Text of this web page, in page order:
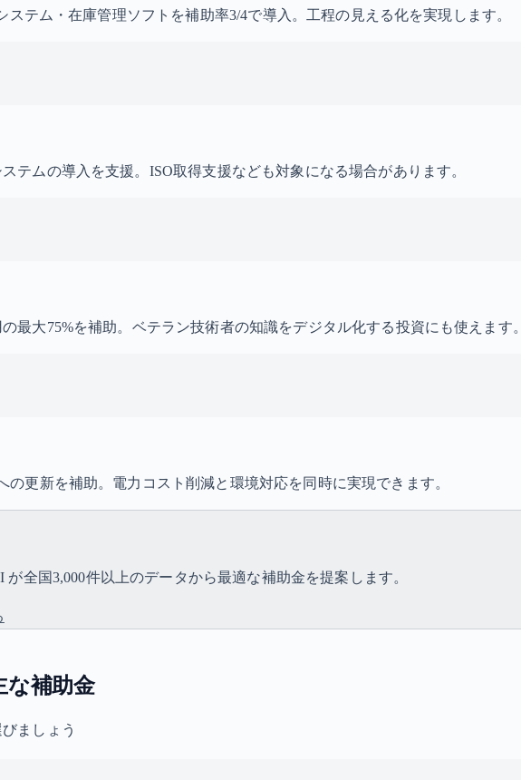
テム・在庫管理ソフトを補助率3/4で導入。工程の見える化を実現します。
テムの導入を支援。ISO取得支援なども対象になる場合があります。
最大75%を補助。ベテラン技術者の知識をデジタル化する投資にも使えます。
更新を補助。電力コスト削減と環境対応を同時に実現できます。
全国3,000件以上のデータから最適な補助金を提案します。
な補助金
ましょう